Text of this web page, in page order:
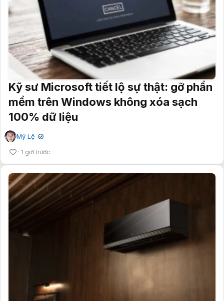
Kỹ sư Microsoft tiết lộ sự thật: gỡ phần
mềm trên Windows không xóa sạch
100% dữ liệu
Mỹ Lệ ✔
1 giờ trước